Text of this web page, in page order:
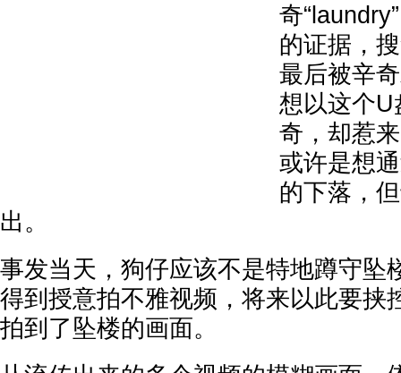
奇
的证据，
最后被辛
想以这个U
奇，却惹
或许是想
的下落，
出。
事发当天，狗仔应该不是特地蹲守坠
得到授意拍不雅视频，将来以此要挟
拍到了坠楼的画面。